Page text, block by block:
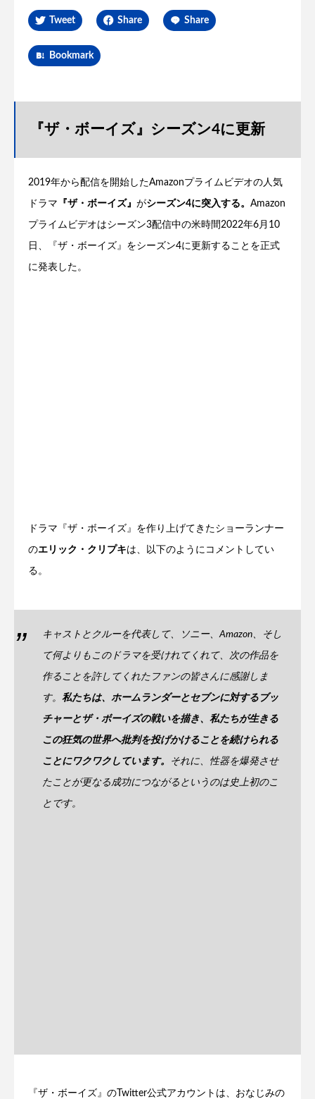
Tweet Share Share
Bookmark
『ザ・ボーイズ』シーズン4に更新
2019年から配信を開始したAmazonプライムビデオの人気
ドラマ 『ザ・ボーイズ』 がシーズン4に突入する。 Amazon
プライムビデオはシーズン3配信中の米時間2022年6月10
日、『ザ・ボーイズ』をシーズン4に更新することを正式
に発表した。
ドラマ『ザ・ボーイズ』を作り上げてきたショーランナー
のエリック・クリプキは、以下のようにコメントしてい
る。
キャストとクルーを代表して、ソニー、Amazon、そし
て何よりもこのドラマを受けれてくれて、次の作品を
作ることを許してくれたファンの皆さんに感謝しま
す。 私たちは、ホームランダーとセブンに対するブッ
チャーとザ・ボーイズの戦いを描き、私たちが生きる
この狂気の世界へ批判を投げかけることを続けられる
ことにワクワクしています。 それに、性器を爆発させ
たことが更なる成功につながるというのは史上初のこ
とです。
『ザ・ボーイズ』のTwitter公式アカウントは、おなじみの